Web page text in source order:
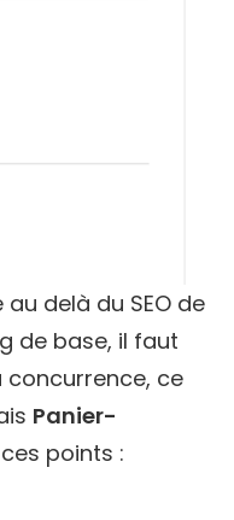
delà du SEO de
de base, il faut
ce
Panier-
points :